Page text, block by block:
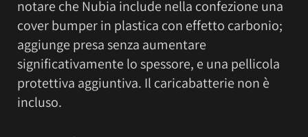
notare che Nubia include nella confezione una
cover bumper in plastica con effetto carbonio;
aggiunge presa senza aumentare
significativamente lo spessore, e una pellicola
protettiva aggiuntiva. Il caricabatterie non è
incluso.